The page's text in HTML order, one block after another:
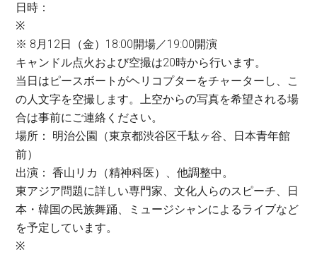
日時：
※
※ 8月12日（金）18:00開場／19:00開演
キャンドル点火および空撮は20時から行います。
当日はピースボートがヘリコプターをチャーターし、こ
の人文字を空撮します。上空からの写真を希望される場
合は事前にご連絡ください。
場所： 明治公園（東京都渋谷区千駄ヶ谷、日本青年館
前）
出演： 香山リカ（精神科医）、他調整中。
東アジア問題に詳しい専門家、文化人らのスピーチ、日
本・韓国の民族舞踊、ミュージシャンによるライブなど
を予定しています。
※